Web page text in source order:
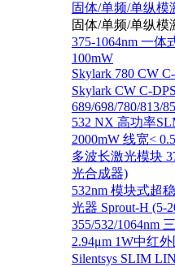
固体/单频/单纵模
固体/单频/单纵模
375-1064nm 一
100mW
Skylark 780 CW
Skylark CW C-
689/698/780/813/
532 NX 高功率
2000mW 线宽<
多波长激光模块
光合成器)
532nm 模块式超
光器 Sprout-H (5-
355/532/1064nm
2.94μm 1W中红
Silentsys SLIM